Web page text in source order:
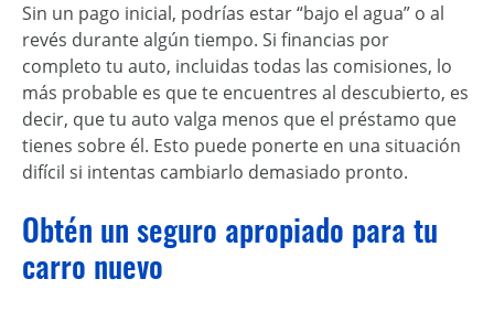
Sin un pago inicial, podrías estar “bajo el agua” o al
revés durante algún tiempo. Si financias por
completo tu auto, incluidas todas las comisiones, lo
más probable es que te encuentres al descubierto, es
decir, que tu auto valga menos que el préstamo que
tienes sobre él. Esto puede ponerte en una situación
difícil si intentas cambiarlo demasiado pronto.
Obtén un seguro apropiado para tu
carro nuevo